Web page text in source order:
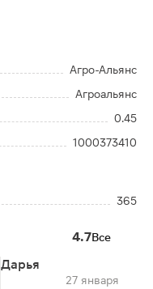
Агро-Альянс
Агроальянс
0.45
1000373410
365
4.7Все
Дарья
27 января